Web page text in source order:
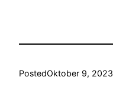
PostedOktober 9, 2023